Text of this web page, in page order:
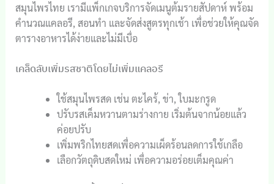
สมุนไพรไทย เรามีแพ็กเกจบริการจัดเมนูต้มรายสัปดาห์ พร้อม
คำนวณแคลอรี, สอนทำ และจัดส่งสูตรทุกเช้า เพื่อช่วยให้คุณจัด
ตารางอาหารได้ง่ายและไม่มีเบื่อ
เคล็ดลับเพิ่มรสชาติโดยไม่เพิ่มแคลอรี
ใช้สมุนไพรสด เช่น ตะไคร้, ข่า, ใบมะกรูด
ปรับรสเค็มหวานตามร่างกาย เริ่มต้นจากน้อยแล้ว
ค่อยปรับ
เพิ่มพริกไทยสดเพื่อความเผ็ดร้อนลดการใช้เกลือ
เลือกวัตถุดิบสดใหม่ เพื่อความอร่อยเต็มคุณค่า